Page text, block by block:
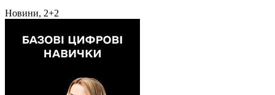
Новини, 2+2